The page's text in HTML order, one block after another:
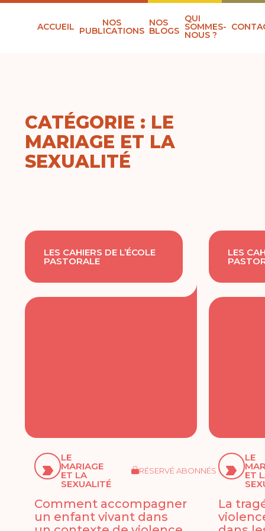
ACCUEIL NOS
PUBLICATIONS
NOS
BLOGS
QUI
SOMMES-
NOUS ?
CATÉGORIE : LE
MARIAGE ET LA
SEXUALITÉ
LES CAHIERS DE L’ÉCOLE
PASTORALE
LE
MARIAGE
ET LA
SEXUALITÉ
RÉSERVÉ ABONNÉS
Comment accompagner
un enfant vivant dans
LES
LE
ET
La